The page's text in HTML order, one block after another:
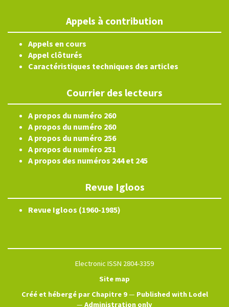
Appels à contribution
Appels en cours
Appel clôturés
Caractéristiques techniques des articles
Courrier des lecteurs
A propos du numéro 260
A propos du numéro 260
A propos du numéro 256
A propos du numéro 251
A propos des numéros 244 et 245
Revue Igloos
Revue Igloos (1960-1985)
Electronic ISSN 2804-3359
Site map
Créé et hébergé par Chapitre 9— Published with Lodel
— Administration only